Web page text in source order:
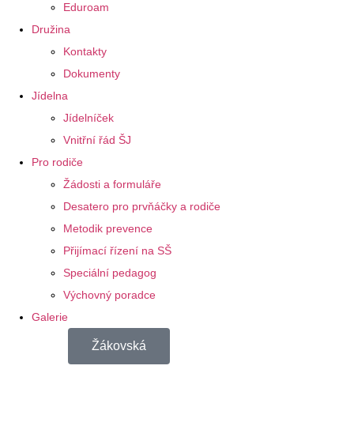
Eduroam
Družina
Kontakty
Dokumenty
Jídelna
Jídelníček
Vnitřní řád ŠJ
Pro rodiče
Žádosti a formuláře
Desatero pro prvňáčky a rodiče
Metodik prevence
Přijímací řízení na SŠ
Speciální pedagog
Výchovný poradce
Galerie
Žákovská